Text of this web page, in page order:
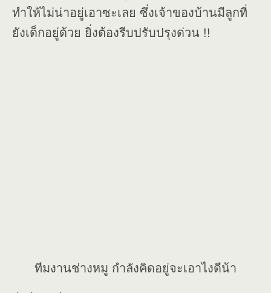
ทำให้ไม่น่าอยู่เอาซะเลย ซึ่งเจ้าของบ้านมีลูกที่
ยังเด็กอยู่ด้วย ยิ่งต้องรีบปรับปรุงด่วน !!
ทีมงานช่างหมู กำลังคิดอยู่จะเอาไงดีน้า